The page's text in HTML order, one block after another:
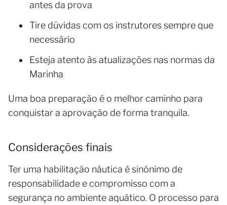
antes da prova
Tire dúvidas com os instrutores sempre que
necessário
Esteja atento às atualizações nas normas da
Marinha
Uma boa preparação é o melhor caminho para
conquistar a aprovação de forma tranquila.
Considerações finais
Ter uma habilitação náutica é sinônimo de
responsabilidade e compromisso com a
segurança no ambiente aquático. O processo para